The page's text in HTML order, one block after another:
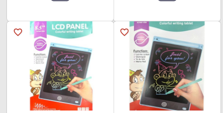
favorite_border
favorite_border